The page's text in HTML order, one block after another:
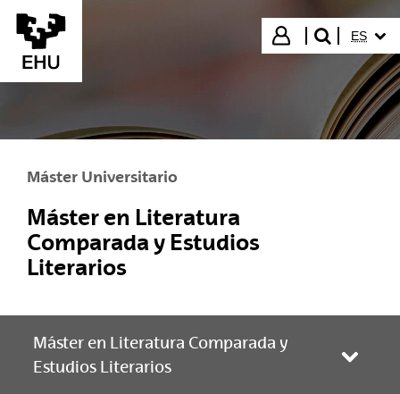
Saltar al contenido principal
Iniciar sesión
buscar"
ES
Máster Universitario
Máster en Literatura
Comparada y Estudios
Literarios
Máster en Literatura Comparada y
Estudios Literarios